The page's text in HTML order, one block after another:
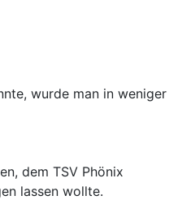
wurde man in weniger
dem TSV Phönix
lassen wollte.